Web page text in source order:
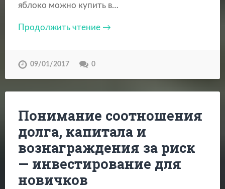
яблоко можно купить в…
Продолжить чтение →
09/01/2017 0
Понимание соотношения
долга, капитала и
вознаграждения за риск
— инвестирование для
новичков